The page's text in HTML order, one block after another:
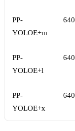
PP-
YOLOE+m
640
PP-
YOLOE+l
640
PP-
YOLOE+x
640